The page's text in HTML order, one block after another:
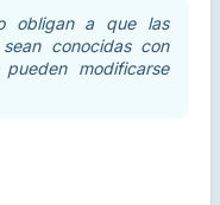
obligan a que las
conocidas con
modificarse